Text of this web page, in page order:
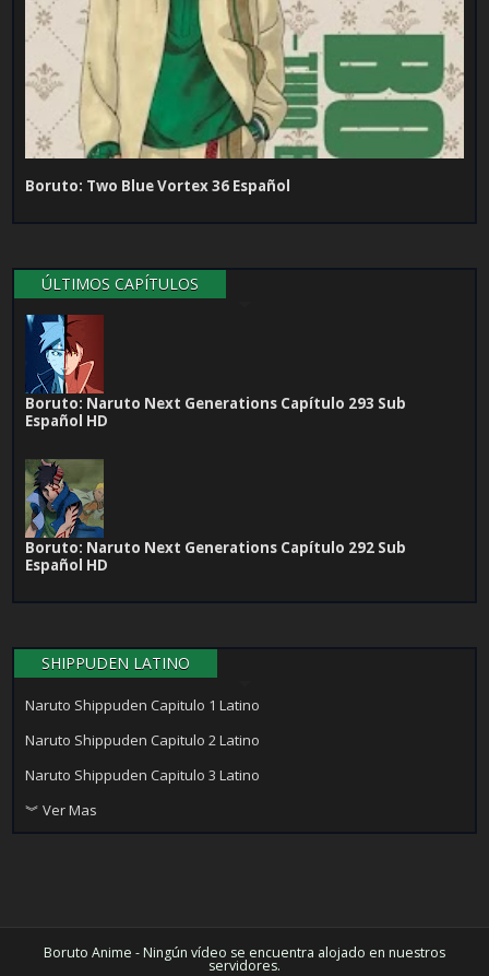
Boruto: Two Blue Vortex 36 Español
ÚLTIMOS CAPÍTULOS
Boruto: Naruto Next Generations Capítulo 293 Sub
Español HD
Boruto: Naruto Next Generations Capítulo 292 Sub
Español HD
SHIPPUDEN LATINO
Naruto Shippuden Capitulo 1 Latino
Naruto Shippuden Capitulo 2 Latino
Naruto Shippuden Capitulo 3 Latino
︾ Ver Mas
Boruto Anime - Ningún vídeo se encuentra alojado en nuestros
servidores.